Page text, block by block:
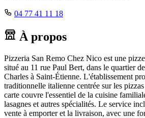
04 77 41 11 18
À propos
Pizzeria San Remo Chez Nico est une
situé au 11 rue Paul Bert, dans le quartier
Charles à Saint-Étienne. L'établissement
traditionnelle italienne centrée sur les
carte couvre l'essentiel de la cuisine
lasagnes et autres spécialités. Le service
vente à emporter et la livraison, avec une